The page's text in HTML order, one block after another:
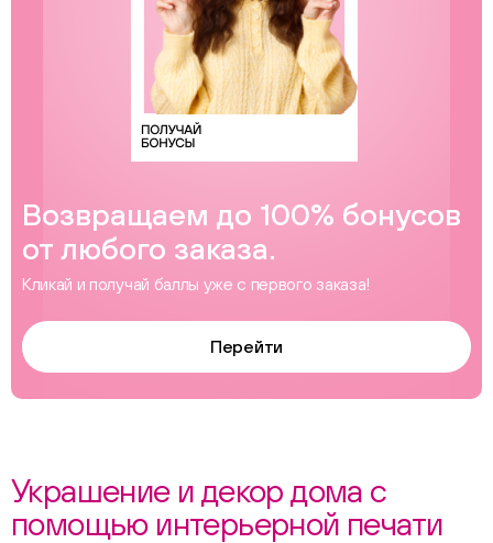
Возвращаем до 100% бонусов
от любого заказа.
Кликай и получай баллы уже с первого заказа!
Перейти
Украшение и декор дома с
помощью интерьерной печати